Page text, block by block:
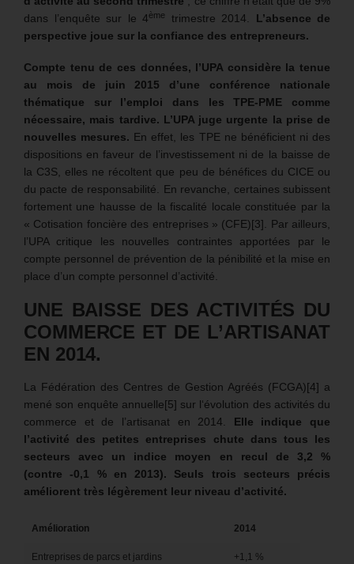
dans l’enquête sur le 4ème trimestre 2014.
L’absence de
perspective joue sur la confiance des entrepreneurs.
Compte tenu de ces données, l’UPA considère la tenue
au mois de juin 2015 d’une conférence nationale
thématique sur l’emploi dans les TPE-PME comme
nécessaire, mais tardive. L’UPA juge urgente la prise de
nouvelles mesures. En effet, les TPE ne bénéficient ni des
dispositions en faveur de l’investissement ni de la baisse de
la C3S, elles ne récoltent que peu de bénéfices du CICE ou
du pacte de responsabilité. En revanche, certaines subissent
fortement une hausse de la fiscalité locale constituée par la
« Cotisation foncière des entreprises » (CFE)[3]. Par ailleurs,
l’UPA critique les nouvelles contraintes apportées par le
compte personnel de prévention de la pénibilité et la mise en
place d’un compte personnel d’activité.
UNE BAISSE DES ACTIVITÉS DU
COMMERCE ET DE L’ARTISANAT
EN 2014.
La Fédération des Centres de Gestion Agréés (FCGA)[4] a
mené son enquête annuelle[5] sur l‘évolution des activités du
commerce et de l’artisanat en 2014. Elle indique que
l’activité des petites entreprises chute dans tous les
secteurs avec un indice moyen en recul de 3,2 %
(contre -0,1 % en 2013). Seuls trois secteurs précis
améliorent très légèrement leur niveau d’activité.
Amélioration 2014
Entreprises de parcs et jardins +1,1 %